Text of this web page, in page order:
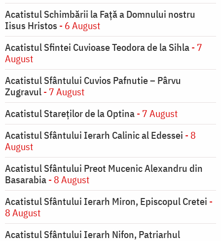
Acatistul Schimbării la Faţă a Domnului nostru
Iisus Hristos - 6 August
Acatistul Sfintei Cuvioase Teodora de la Sihla- 7
August
Acatistul Sfântului Cuvios Pafnutie – Pârvu
Zugravul- 7 August
Acatistul Stareţilor de la Optina- 7 August
Acatistul Sfântului Ierarh Calinic al Edessei - 8
August
Acatistul Sfântului Preot Mucenic Alexandru din
Basarabia- 8 August
Acatistul Sfântului Ierarh Miron, Episcopul Cretei -
8 August
Acatistul Sfântului Ierarh Nifon, Patriarhul